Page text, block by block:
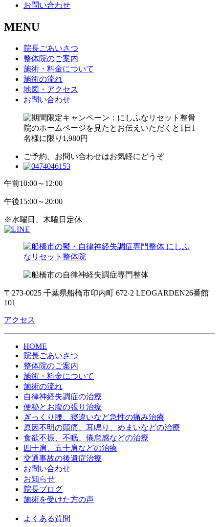
お問い合わせ
MENU
院長ごあいさつ
整体院のご案内
施術・料金について
施術の流れ
地図・アクセス
お問い合わせ
ご予約、お問い合わせはお気軽にどうぞ
午前10:00～12:00
午後15:00～20:00
※水曜日、木曜日定休
〒273-0025 千葉県船橋市印内町 672-2 LEOGARDEN26番館
101
アクセス
HOME
院長ごあいさつ
整体院のご案内
施術・料金について
施術の流れ
自律神経失調症の治療
便秘とお腹の張り治療
ぎっくり腰、寝違いなど急性の痛み治療
原因不明の頭痛、耳鳴り、めまいなどの治療
食欲不振、不眠、倦怠感などの治療
四十肩、五十肩などの治療
交通事故の後遺症治療
お問い合わせ
お知らせ
院長ブログ
施術を受けた方の声
よくある質問